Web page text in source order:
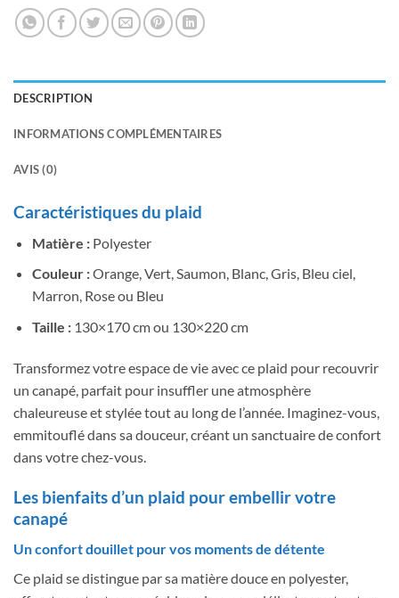
DESCRIPTION
INFORMATIONS COMPLÉMENTAIRES
AVIS (0)
Caractéristiques du plaid
Matière :Polyester
Couleur :Orange, Vert, Saumon, Blanc, Gris, Bleu ciel,
Marron, Rose ou Bleu
Taille :130×170 cm ou 130×220 cm
Transformez votre espace de vie avec ce plaid pour recouvrir
un canapé, parfait pour insuffler une atmosphère
chaleureuse et stylée tout au long de l’année. Imaginez-vous,
emmitouflé dans sa douceur, créant un sanctuaire de confort
dans votre chez-vous.
Les bienfaits d’un plaid pour embellir votre
canapé
Un confort douillet pour vos moments de détente
Ce plaid se distingue par sa matière douce en polyester,